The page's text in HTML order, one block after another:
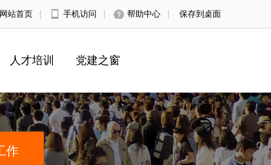
网站首页 手机访问 帮助中心 保存到桌面
人才培训 党建之窗